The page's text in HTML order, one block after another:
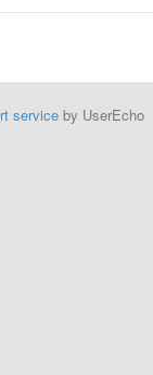
serviceby UserEcho